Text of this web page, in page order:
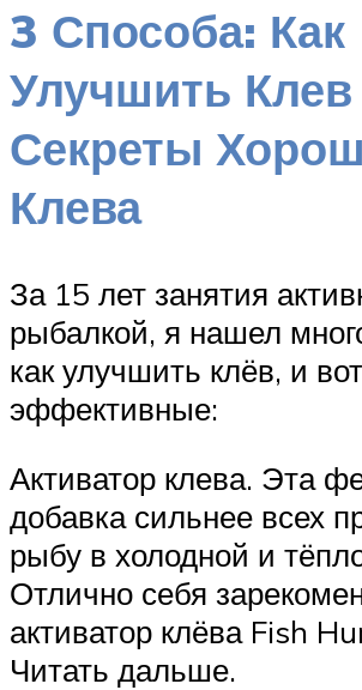
3 Способа: Как
Улучшить
Секреты
Клева
За 15 лет занятия
рыбалкой, я нашел
как улучшить клёв, и
эффективные:
Активатор клева. Эта
добавка сильнее всех
рыбу в холодной и
Отлично себя
активатор клёва Fish
Читать дальше.